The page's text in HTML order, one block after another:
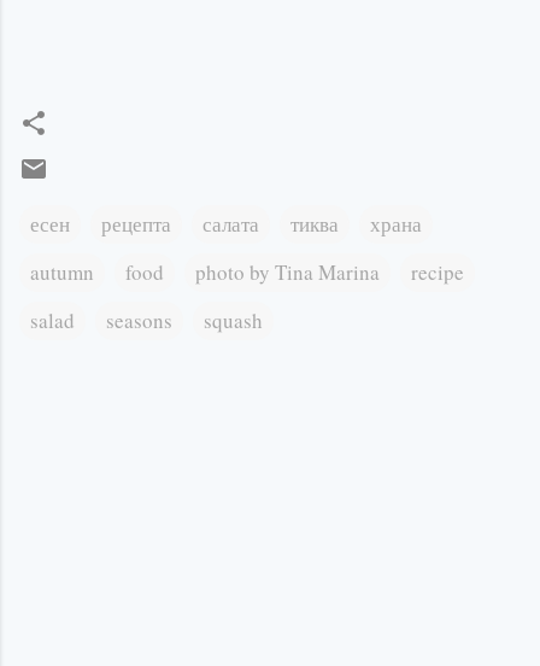
есен рецепта салата тиква
храна
autumn
food photo by Tina Marina
recipe
salad
seasons squash